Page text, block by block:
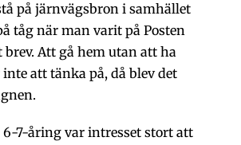
på järnvägsbron i samhället
tåg när man varit på Posten
brev. Att gå hem utan att ha
att tänka på, då blev det
6-7-åring var intresset stort att